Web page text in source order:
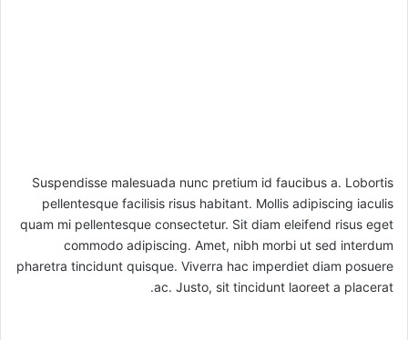
Suspendisse malesuada nunc pretium id faucibus a. Lobortis
pellentesque facilisis risus habitant. Mollis adipiscing iaculis
quam mi pellentesque consectetur. Sit diam eleifend risus eget
commodo adipiscing. Amet, nibh morbi ut sed interdum
pharetra tincidunt quisque. Viverra hac imperdiet diam posuere
ac. Justo, sit tincidunt laoreet a placerat.